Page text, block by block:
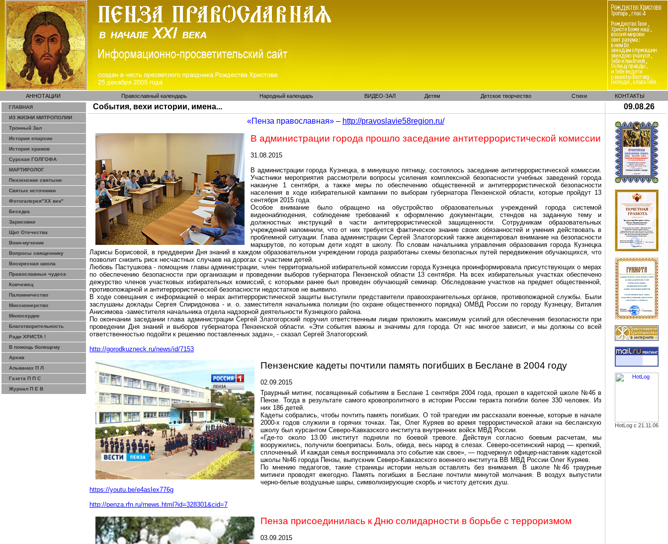
АННОТАЦИИ Православный календарь Народный календарь ВИДЕО-ЗАЛ Детям Детское творчество Стихи КОНТАКТЫ
ГЛАВНАЯ
ИЗ ЖИЗНИ МИТРОПОЛИИ
Тронный Зал
История епархии
История храмов
Сурская ГОЛГОФА
МАРТИРОЛОГ
Пензенские святыни
Святые источники
Фотогалерея"ХХ век"
Беседка
Зарисовки
Щит Отечества
Воин-мученик
Вопросы священнику
Воскресная школа
Православные чудеса
Ковчежец
Паломничество
Миссионерство
Милосердие
Благотворительность
Ради ХРИСТА !
В помощь болящему
Архив
Альманах П Л
Газета П П С
Журнал П Е В
События, вехи истории, имена...
09.08.26
«Пенза православная» – http://pravoslavie58region.ru/
В администрации города прошло заседание антитеррористической комиссии
31.08.2015
В администрации города Кузнецка, в минувшую пятницу, состоялось заседание антитеррористической комиссии.
Участники мероприятия рассмотрели вопросы усиления комплексной безопасности учебных заведений города
накануне 1 сентября, а также меры по обеспечению общественной и антитеррористической безопасности
населения в ходе избирательной кампании по выборам губернатора Пензенской области, которые пройдут 13
сентября 2015 года.
Особое внимание было обращено на обустройство образовательных учреждений города системой
видеонаблюдения, соблюдение требований к оформлению документации, стендов на заданную тему и
должностных инструкций в части антитеррористической защищенности. Сотрудникам образовательных
учреждений напомнили, что от них требуется фактическое знание своих обязанностей и умения действовать в
проблемной ситуации. Глава администрации Сергей Златогорский также акцентировал внимание на безопасности
маршрутов, по которым дети ходят в школу. По словам начальника управления образования города Кузнецка
Ларисы Борисовой, в преддверии Дня знаний в каждом образовательном учреждении города разработаны схемы безопасных путей передвижения обучающихся, что
позволит снизить риск несчастных случаев на дорогах с участием детей.
Любовь Пастушкова - помощник главы администрации, член территориальной избирательной комиссии города Кузнецка проинформировала присутствующих о мерах
по обеспечению безопасности при организации и проведении выборов губернатора Пензенской области 13 сентября. На всех избирательных участках обеспечено
дежурство членов участковых избирательных комиссий, с которыми ранее был проведен обучающий семинар. Обследование участков на предмет общественной,
противопожарной и антитеррористической безопасности недостатков не выявило.
В ходе совещания с информацией о мерах антитеррористической защиты выступили представители правоохранительных органов, противопожарной службы. Были
заслушаны доклады Сергея Спиридонова - и. о. заместителя начальника полиции (по охране общественного порядка) ОМВД России по городу Кузнецку, Виталия
Анисимова -заместителя начальника отдела надзорной деятельности Кузнецкого района.
По окончании заседании глава администрации Сергей Златогорский поручил ответственным лицам приложить максимум усилий для обеспечения безопасности при
проведении Дня знаний и выборов губернатора Пензенской области. «Эти события важны и значимы для города. От нас многое зависит, и мы должны со всей
ответственностью подойти к решению поставленных задач», - сказал Сергей Златогорский.
http://gorodkuzneck.ru/news/id/7153
Пензенские кадеты почтили память погибших в Беслане в 2004 году
02.09.2015
Траурный митинг, посвященный событиям в Беслане 1 сентября 2004 года, прошел в кадетской школе №46 в
Пензе. Тогда в результате самого кровопролитного в истории России теракта погибли более 330 человек. Из
них 186 детей.
Кадеты собрались, чтобы почтить память погибших. О той трагедии им рассказали военные, которые в начале
2000-х годов служили в горячих точках. Так, Олег Куряев во время террористической атаки на бесланскую
школу был курсантом Северо-Кавказского института внутренних войск МВД России.
«Где-то около 13.00 институт подняли по боевой тревоге. Действуя согласно боевым расчетам, мы
вооружились, получили боеприпасы. Боль, обида, весь народ в слезах. Северо-осетинский народ — крепкий,
сплоченный. И каждая семья воспринимала это событие как свое», — подчеркнул офицер-наставник кадетской
школы №46 города Пензы, выпускник Северо-Кавказского военного института ВВ МВД России Олег Куряев.
По мнению педагогов, такие страницы истории нельзя оставлять без внимания. В школе №46 траурные
митинги проводят ежегодно. Память погибших в Беслане почтили минутой молчания. В воздух выпустили
черно-белые воздушные шары, символизирующие скорбь и чистоту детских душ.
https://youtu.be/e4asIex776g
http://penza.rfn.ru/rnews.html?id=328301&cid=7
Пенза присоединилась к Дню солидарности в борьбе с терроризмом
03.09.2015
HotLog с 21.11.06